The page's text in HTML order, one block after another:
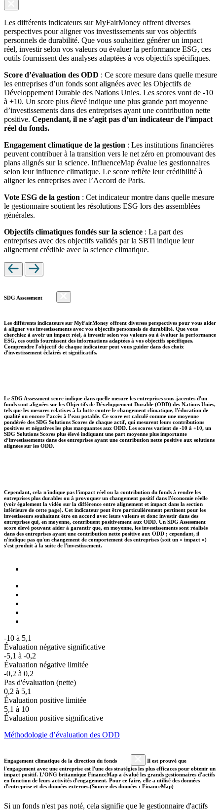
Les différents indicateurs sur MyFairMoney offrent diverses
perspectives pour aligner vos investissements sur vos objectifs
personnels de durabilité. Que vous souhaitiez générer un impact
réel, investir selon vos valeurs ou évaluer la performance ESG, ces
outils fournissent des analyses adaptées à vos objectifs spécifiques.
Score d’évaluation des ODD : Ce score mesure dans quelle mesure
les entreprises d’un fonds sont alignées avec les Objectifs de
Développement Durable des Nations Unies. Les scores vont de -10
à +10. Un score plus élevé indique une plus grande part moyenne
d’investissements dans des entreprises ayant une contribution nette
positive. Cependant, il ne s’agit pas d’un indicateur de l’impact
réel du fonds.
Engagement climatique de la gestion : Les institutions financières
peuvent contribuer à la transition vers le net zéro en promouvant des
plans alignés sur la science. InfluenceMap évalue les gestionnaires
selon leur influence climatique. Le score reflète leur crédibilité à
aligner les entreprises avec l’Accord de Paris.
Vote ESG de la gestion : Cet indicateur montre dans quelle mesure
le gestionnaire soutient les résolutions ESG lors des assemblées
générales.
Objectifs climatiques fondés sur la science : La part des
entreprises avec des objectifs validés par la SBTi indique leur
alignement crédible avec la science climatique.
SDG Assessment
Les différents indicateurs sur MyFairMoney offrent diverses perspectives pour vous aider
à aligner vos investissements avec vos objectifs personnels de durabilité. Que vous
cherchiez à avoir un impact réel, à investir selon vos valeurs ou à évaluer la performance
ESG, ces outils fournissent des informations adaptées à vos objectifs spécifiques.
Comprendre l'objectif de chaque indicateur peut vous guider dans des choix
d'investissement éclairés et significatifs.
Le SDG Assessment score indique dans quelle mesure les entreprises sous-jacentes d'un
fonds sont alignées sur les Objectifs de Développement Durable (ODD) des Nations Unies,
tels que les mesures relatives à la lutte contre le changement climatique, l'éducation de
qualité ou encore l’accès à l’eau potable. Ce score est calculé comme une moyenne
pondérée des SDG Solutions Scores de chaque actif, qui mesurent leurs contributions
positives et négatives les plus marquantes aux ODD. Les scores varient de -10 à +10, un
SDG Solutions Scores plus élevé indiquant une part moyenne plus importante
d’investissements dans des entreprises ayant une contribution nette positive aux solutions
alignées sur les ODD.
Cependant, cela n'indique pas l'impact réel ou la contribution du fonds à rendre les
entreprises plus durables ou à provoquer un changement positif dans l'économie réelle
(voir également la vidéo sur la différence entre alignement et impact dans la section
inférieure de cette page). Cet indicateur peut être particulièrement pertinent pour les
investisseurs souhaitant être en accord avec leurs valeurs et donc investir dans des
entreprises qui, en moyenne, contribuent positivement aux ODD. Un SDG Assessment
score élevé pouvant aider à garantir que, en moyenne, les investissements sont réalisés
dans des entreprises ayant une contribution nette positive aux ODD ; cependant, il
n'indique pas qu'un changement de comportement des entreprises (soit un « impact »)
s'est produit à la suite de l'investissement.
-10 à 5,1
Évaluation négative significative
-5,1 à -0,2
Évaluation négative limitée
-0,2 à 0,2
Pas d'évaluation (nette)
0,2 à 5,1
Évaluation positive limitée
5,1 à 10
Évaluation positive significative
Méthodologie d’évaluation des ODD
Engagement climatique de la direction du fonds
Il est prouvé que
l'engagement avec une entreprise est l'une des stratégies les plus efficaces pour obtenir un
impact positif. L'ONG britannique FinanceMap a évalué les grands gestionnaires d'actifs
en fonction de leurs activités d'engagement. Pour ce faire, elle a utilisé des données
d'entreprise et des données externes.(Source des données : FinanceMap)
Si un fonds n'est pas noté, cela signifie que le gestionnaire d'actifs